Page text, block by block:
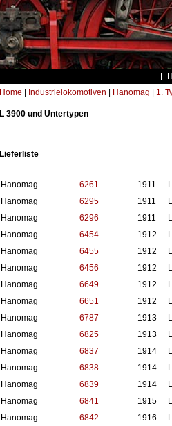
Home Industrielokomotiven Hanomag 1.
L 3900 und Untertypen
Lieferliste
Hanomag 6261 1911
Hanomag
6295 1911
Hanomag
6296 1911
Hanomag
6454 1912
Hanomag
6455 1912
Hanomag
6456 1912
Hanomag
6649 1912
Hanomag
6651 1912
Hanomag
6787 1913
Hanomag
6825 1913
Hanomag
6837 1914
Hanomag
6838 1914
Hanomag
6839 1914
Hanomag
6841 1915
Hanomag
6842 1916